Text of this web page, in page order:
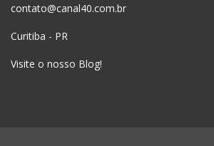
contato@canal40.com.br
Curitiba - PR
Visite o nosso Blog!